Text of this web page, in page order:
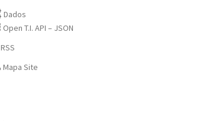
Dados
Open T.I. API – JSON
RSS
Mapa Site